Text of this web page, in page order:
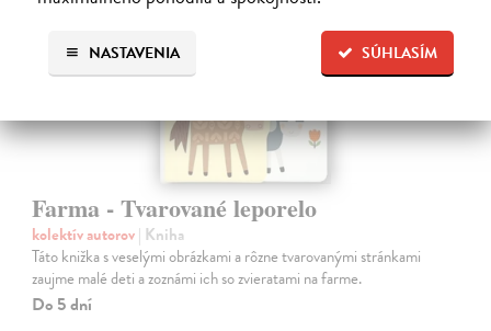
SÚHLASÍM
NASTAVENIA
Farma - Tvarované leporelo
kolektív autorov| Kniha
Táto knižka s veselými obrázkami a rôzne tvarovanými stránkami
zaujme malé deti a zoznámi ich so zvieratami na farme.
Do 5 dní